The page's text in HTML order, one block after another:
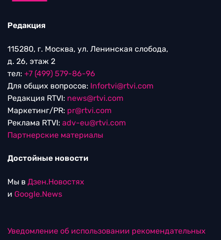
Редакция
115280, г. Москва, ул. Ленинская слобода,
д. 26, этаж 2
тел: +7 (499) 579-86-96
Для общих вопросов: Infortvi@rtvi.com
Редакция RTVI: news@rtvi.com
Маркетинг/PR: pr@rtvi.com
Реклама RTVI: adv-eu@rtvi.com
Партнерские материалы
Достойные новости
Мы в Дзен.Новостях
и Google.News
Уведомление об использовании рекомендательных